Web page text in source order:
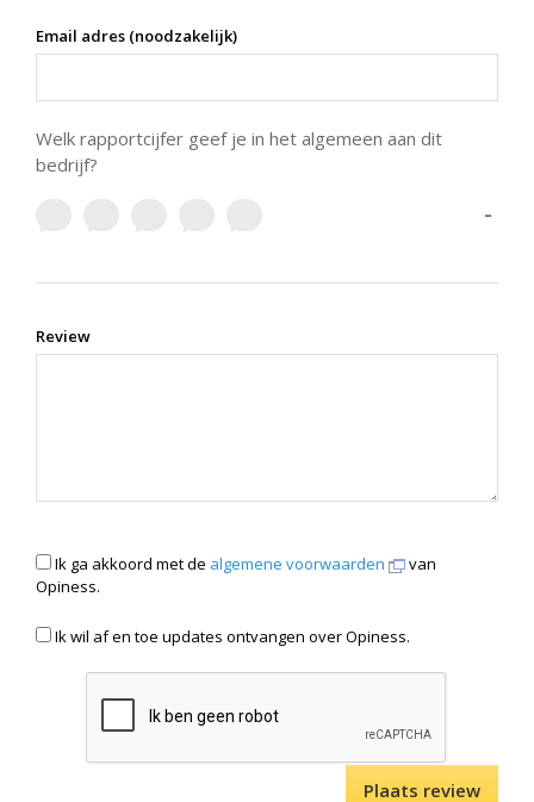
Email adres (noodzakelijk)
Welk rapportcijfer geef je in het algemeen aan dit
bedrijf?
-
Review
Ik ga akkoord met de algemene voorwaarden
van
Opiness.
Ik wil af en toe updates ontvangen over Opiness.